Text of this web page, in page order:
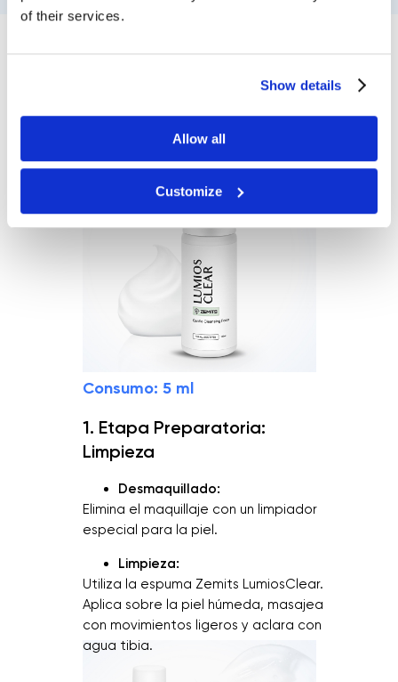
of their services.
Show details
Allow all
Customize
PROTOCOLO DEL
PROCEDIMIENTO
1. Etapa Preparatoria:
Limpieza
Desmaquillado:
Elimina el maquillaje con un limpiador
especial para la piel.
Limpieza:
Utiliza la espuma Zemits LumiosClear.
Aplica sobre la piel húmeda, masajea
con movimientos ligeros y aclara con
agua tibia.
Consumo: 5 ml